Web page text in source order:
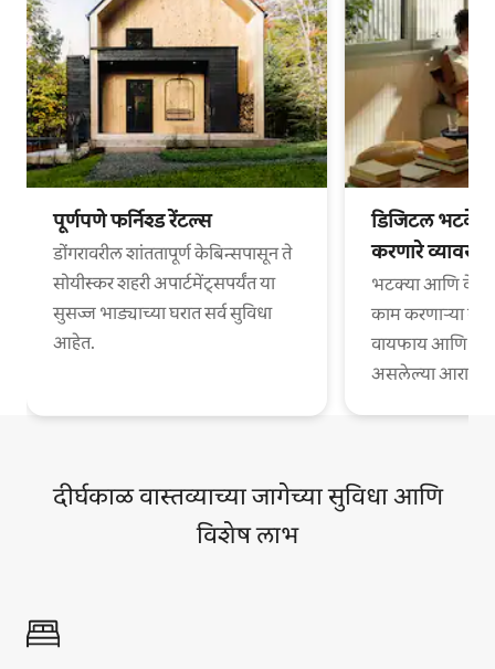
पूर्णपणे फर्निश्ड रेंटल्स
डोंगरावरील शांततापूर्ण केबिन्सपासून ते
सोयीस्कर शहरी अपार्टमेंट्सपर्यंत या
सुसज्ज भाड्याच्या घरात सर्व सुविधा
आहेत.
डिजिटल भटके
करणारे
भटक्या आणि
काम करणाऱ्या
वायफाय आणि
असलेल्या
दीर्घकाळ वास्तव्याच्या जागेच्या सुविधा आणि
विशेष लाभ